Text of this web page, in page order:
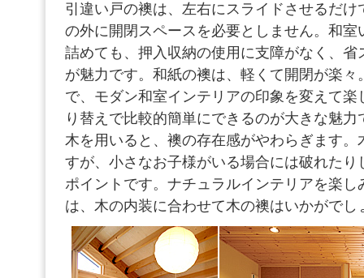
引違い戸の襖は、左右にスライドさせるだけ
の外に開閉スペースを必要としません。和室
詰めても、押入収納の使用に支障がなく、省
が魅力です。和紙の襖は、軽くて開閉が楽々
で、モダン和室インテリアの印象を変えて楽
り替えで比較的簡単にできるのが大きな魅
木を用いると、襖の存在感がやわらぎます。
すが、小さなお子様がいる場合には破れたり
ポイントです。ナチュラルインテリアを楽し
は、木の内装に合わせて木の襖はいかがでし